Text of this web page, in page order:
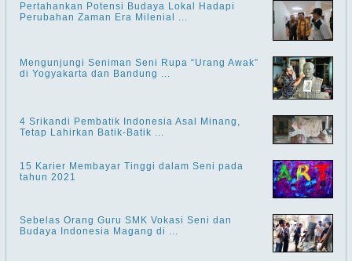
Pertahankan Potensi Budaya Lokal Hadapi
Perubahan Zaman Era Milenial ...
Mengunjungi Seniman Seni Rupa “Urang Awak”
di Yogyakarta dan Bandung ...
4 Srikandi Pembatik Indonesia Asal Minang,
Tetap Lahirkan Batik-Batik ...
15 Karier Membayar Tinggi dalam Seni pada
tahun 2021
Sebelas Orang Guru SMK Vokasi Seni dan
Budaya Indonesia Magang di ...